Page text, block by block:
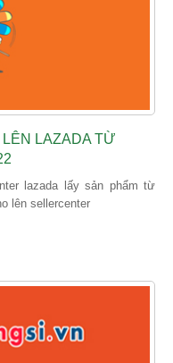
LAZADA TỪ
lazada lấy sản phẩm từ
lên sellercenter